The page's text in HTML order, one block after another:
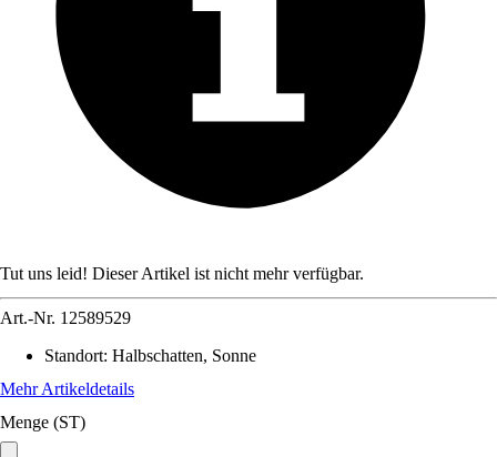
Tut uns leid! Dieser Artikel ist nicht mehr verfügbar.
Art.-Nr. 12589529
Standort: Halbschatten, Sonne
Mehr Artikeldetails
Menge (ST)